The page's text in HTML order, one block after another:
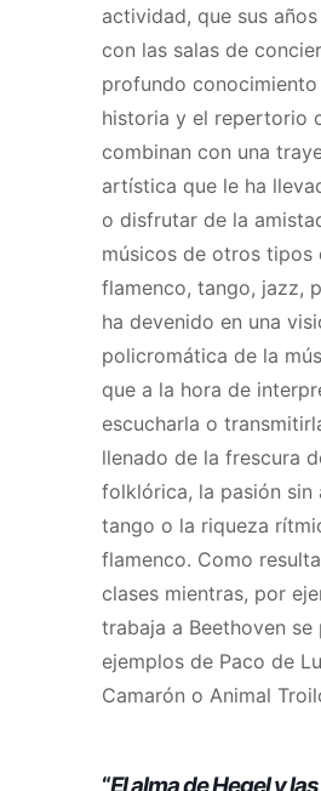
actividad, que sus
con las salas de
profundo conocimiento
historia y el repertorio
combinan con una
artística que le ha
o disfrutar de la
músicos de otros tipos
flamenco, tango, jazz,
ha devenido en una
policromática de la
que a la hora de
escucharla o
llenado de la frescura
folklórica, la pasión sin
tango o la riqueza
flamenco. Como
clases mientras, por
trabaja a Beethoven se
ejemplos de Paco de
Camarón o Animal